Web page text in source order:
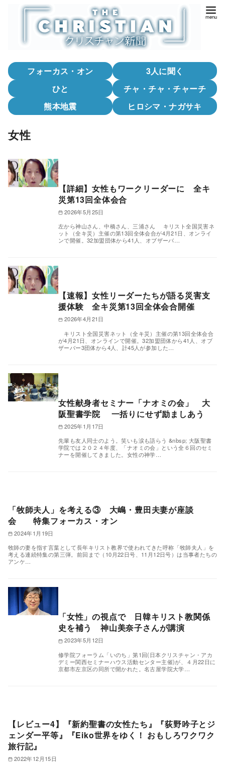
フォーカス・オン
3人に聞く
ひと
チャ・チャ・チャーチ
熊本地震
ヒロシマ・ナガサキ
女性
【詳細】女性もワークリーダーに 全キ
災第13回全体会合
2026年5月25日
左から神山さん、中橋さん、三浦さん キリスト全国災害ネ
ット（全キ災）主催の第13回全体会合が4月21日、オンライ
ンで開催。32加盟団体から41人、オブザーバ…
【速報】女性リーダーたちが語る災害支
援体験 全キ災第13回全体会合開催
2026年4月21日
キリスト全国災害ネット（全キ災）主催の第13回全体会合
が4月21日、オンラインで開催。32加盟団体から41人、オブ
ザーバー3団体から4人、計45人が参加した…
女性献身者セミナー「ナオミの会」 大
阪聖書学院 一括りにせず励ましあう
2025年1月17日
先輩も友人同士のよう。笑いも涙も語らう &nbsp; 大阪聖書
学院では２０２４年度、「ナオミの会」という全６回のセミ
ナーを開催してきました。女性の神学…
「牧師夫人」を考える③ 大嶋・豊田夫妻が座談
会 特集フォーカス・オン
2024年1月19日
牧師の妻を指す言葉として長年キリスト教界で使われてきた呼称「牧師夫人」を
考える連続特集の第三弾。前回まで（10月22日号、11月12日号）は当事者たちの
アンケ…
「女性」の視点で 日韓キリスト教関係
史を補う 神山美奈子さんが講演
2023年5月12日
修学院フォーラム「いのち」第1回(日本クリスチャン・アカ
デミー関西セミナーハウス活動センター主催)が、４月22日に
京都市左京区の同所で開かれた。名古屋学院大学…
【レビュー4】『新約聖書の女性たち』『荻野吟子とジ
ェンダー平等』『Eiko世界をゆく！ おもしろワクワク
旅行記』
2022年12月15日